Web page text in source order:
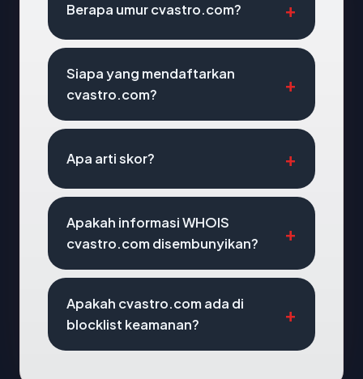
Berapa umur cvastro.com?
Siapa yang mendaftarkan
cvastro.com?
Apa arti skor?
Apakah informasi WHOIS
cvastro.com disembunyikan?
Apakah cvastro.com ada di
blocklist keamanan?